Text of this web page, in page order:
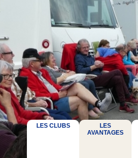
LES CLUBS
LES
AVANTAGES